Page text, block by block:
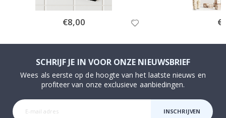
Special
Price
€8,00
SCHRIJF JE IN VOOR ONZE NIEUWSBRIEF
Wees als eerste op de hoogte van het laatste nieuws en
profiteer van onze exclusieve aanbiedingen.
INSCHRIJVEN